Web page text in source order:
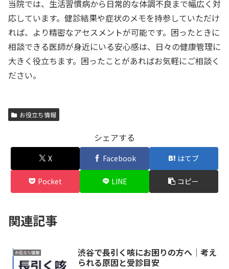
当院では、生活習慣病から日常的な体調不良まで幅広く対
応しています。健診結果や症状のメモを持参していただけ
れば、より精密なアセスメントが可能です。困ったときに
相談できる医師が身近にいる安心感は、日々の健康管理に
大きく役立ちます。困ったことがあればお気軽にご相談く
ださい。
お役立ち情報
シェアする
X Facebook はてブ
Pocket LINE コピー
関連記事
お役立ち情報
渋谷で長引く咳にお困りの方へ｜考え
られる原因と受診目安